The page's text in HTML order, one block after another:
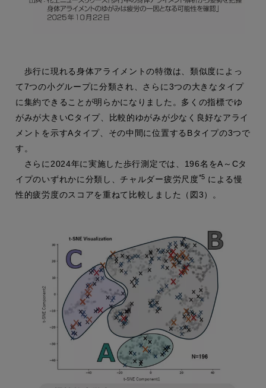
歩行に現れる身体アライメントの特徴は、類似度によっ
て7つの小グループに分類され、さらに3つの大きなタイプ
に集約できることが明らかになりました。多くの指標でゆ
がみが大きいCタイプ、比較的ゆがみが少なく良好なアライ
メントを示すAタイプ、その中間に位置するBタイプの3つで
す。
さらに2024年に実施した歩行測定では、196名をA～Cタ
イプのいずれかに分類し、チャルダー疲労尺度*5 による慢
性的疲労度のスコアを重ねて比較しました（図3）。